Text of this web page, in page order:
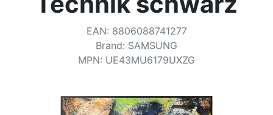
Steun ons
Neem contact met ons op
Voorwaarden
Categorieën
EAN: 8806088741277
Brand: SAMSUNG
MPN: UE43MU6179UXZG